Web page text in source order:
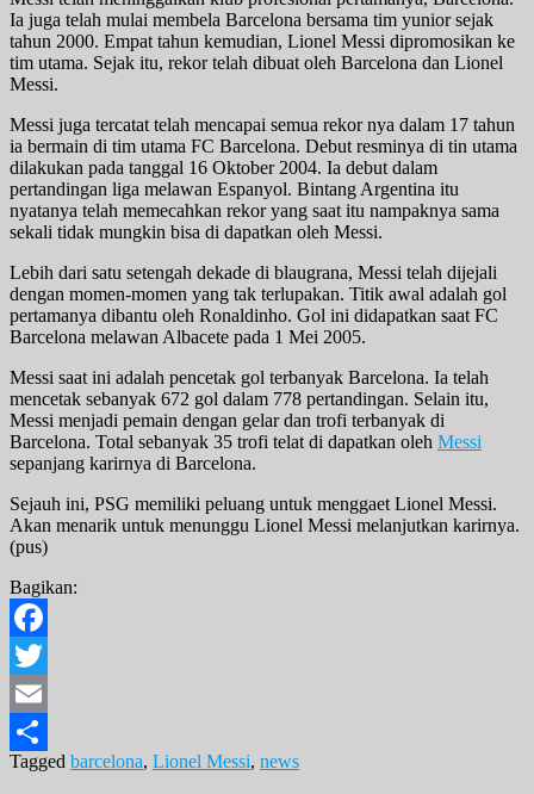
Ia juga telah mulai membela Barcelona bersama tim yunior sejak
tahun 2000. Empat tahun kemudian, Lionel Messi dipromosikan ke
tim utama. Sejak itu, rekor telah dibuat oleh Barcelona dan Lionel
Messi.
Messi juga tercatat telah mencapai semua rekor nya dalam 17 tahun
ia bermain di tim utama FC Barcelona. Debut resminya di tin utama
dilakukan pada tanggal 16 Oktober 2004. Ia debut dalam
pertandingan liga melawan Espanyol. Bintang Argentina itu
nyatanya telah memecahkan rekor yang saat itu nampaknya sama
sekali tidak mungkin bisa di dapatkan oleh Messi.
Lebih dari satu setengah dekade di blaugrana, Messi telah dijejali
dengan momen-momen yang tak terlupakan. Titik awal adalah gol
pertamanya dibantu oleh Ronaldinho. Gol ini didapatkan saat FC
Barcelona melawan Albacete pada 1 Mei 2005.
Messi saat ini adalah pencetak gol terbanyak Barcelona. Ia telah ​​
mencetak sebanyak 672 gol dalam 778 pertandingan. Selain itu,
Messi menjadi pemain dengan gelar dan trofi terbanyak di
Barcelona. Total sebanyak 35 trofi telat di dapatkan oleh Messi
sepanjang karirnya di Barcelona.
Sejauh ini, PSG memiliki peluang untuk menggaet Lionel Messi.
Akan menarik untuk menunggu Lionel Messi melanjutkan karirnya.
(pus)
Bagikan:
Facebook
Twitter
Email
Share
Tagged barcelona, Lionel Messi, news